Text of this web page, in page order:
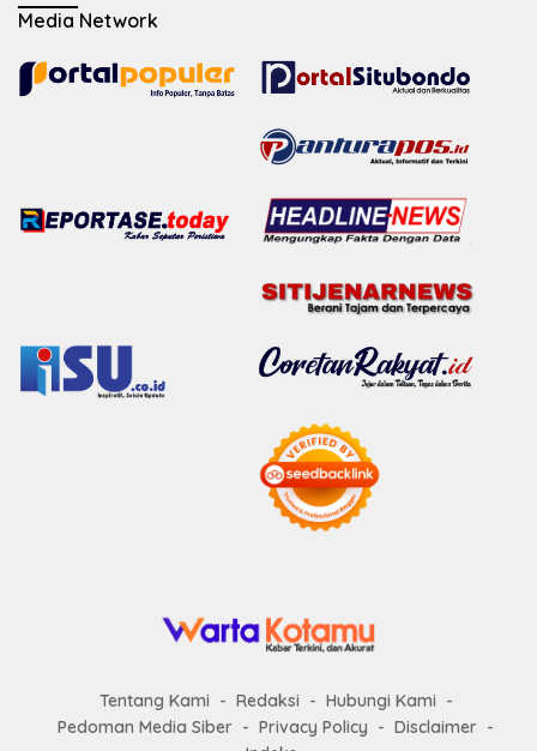
Media Network
Tentang Kami Redaksi
Hubungi Kami
Pedoman Media Siber
Privacy Policy
Disclaimer